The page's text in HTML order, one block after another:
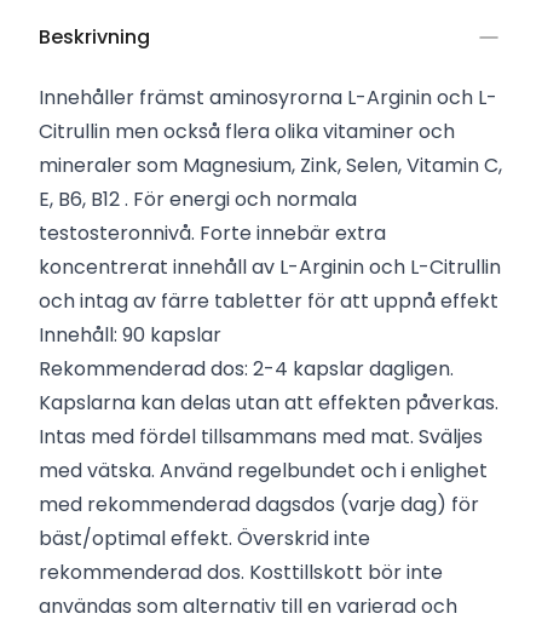
Beskrivning
Innehåller främst aminosyrorna L-Arginin och L-
Citrullin men också flera olika vitaminer och
mineraler som Magnesium, Zink, Selen, Vitamin C,
E, B6, B12 . För energi och normala
testosteronnivå. Forte innebär extra
koncentrerat innehåll av L-Arginin och L-Citrullin
och intag av färre tabletter för att uppnå effekt
Innehåll: 90 kapslar
Rekommenderad dos: 2-4 kapslar dagligen.
Kapslarna kan delas utan att effekten påverkas.
Intas med fördel tillsammans med mat. Sväljes
med vätska. Använd regelbundet och i enlighet
med rekommenderad dagsdos (varje dag) för
bäst/optimal effekt. Överskrid inte
rekommenderad dos. Kosttillskott bör inte
användas som alternativ till en varierad och